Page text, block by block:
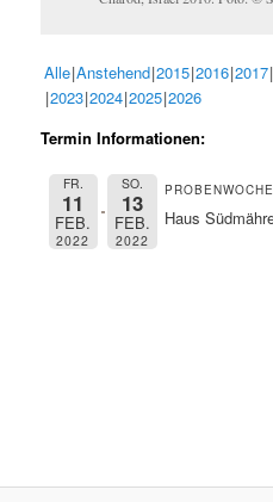
Alle Anstehend 2015 2016 2017
2023 2024 2025 2026
Termin Informationen:
FR.
11
FEB.
2022
SO.
13
FEB.
2022
Haus